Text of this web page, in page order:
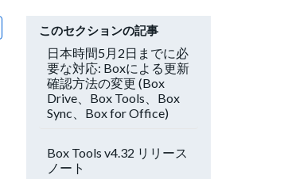
このセクションの記事
日本時間5月2日までに必
要な対応: Boxによる更新
確認方法の変更 (Box
Drive、Box Tools、Box
Sync、Box for Office)
Box Tools v4.32 リリース
ノート